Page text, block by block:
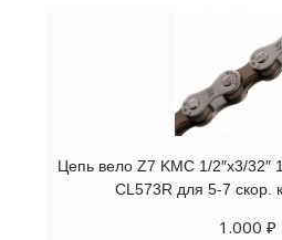
Цепь вело Z7 KMC 1/2″х3/32″
CL573R для 5-7 скор.
1.000 ₽